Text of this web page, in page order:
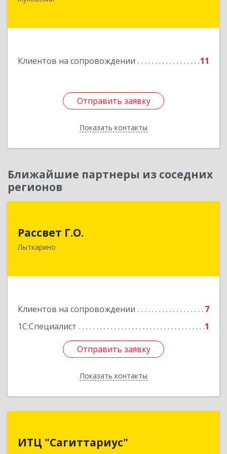
Клиентов на сопровождении 11
Отправить заявку
Показать контакты
Подробнее
Отправить заявку
Назад
Ближайшие партнеры из соседних
регионов
Рассвет Г.О.
Лыткарино
Клиентов на сопровождении
7
1С:Специалист
1
Отправить заявку
Показать контакты
Подробнее
Отправить заявку
Назад
ИТЦ "Сагиттариус"
140103, Московская обл, Раменское г,